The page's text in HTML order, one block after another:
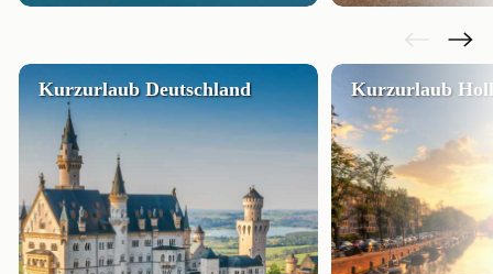
Kurzurlaub Deutschland Kurzurlaub